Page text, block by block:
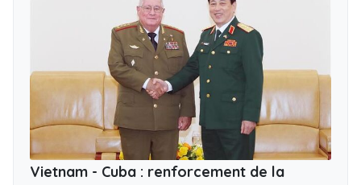
Vietnam - Cuba : renforcement de la